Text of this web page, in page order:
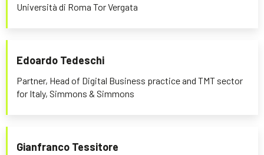
Università di Roma Tor Vergata
Edoardo Tedeschi
Partner, Head of Digital Business practice and TMT sector
for Italy, Simmons & Simmons
Gianfranco Tessitore